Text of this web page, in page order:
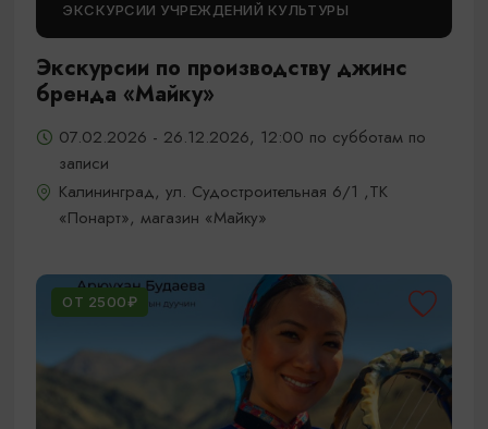
ЭКСКУРСИИ УЧРЕЖДЕНИЙ КУЛЬТУРЫ
Экскурсии по производству джинс
бренда «Майку»
07.02.2026 - 26.12.2026, 12:00 по субботам по
записи
Калининград, ул. Судостроительная 6/1 ,ТК
«Понарт», магазин «Майку»
ОТ 2500₽